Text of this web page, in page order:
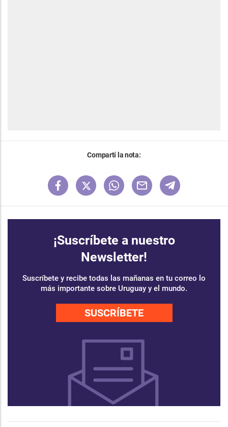
Compartí la nota:
¡Suscríbete a nuestro
Newsletter!
Suscríbete y recibe todas las mañanas en tu correo lo
más importante sobre Uruguay y el mundo.
SUSCRÍBETE